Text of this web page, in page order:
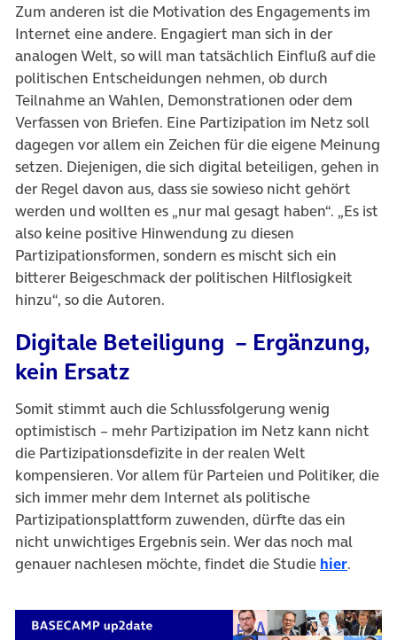
Zum anderen ist die Motivation des Engagements im
Internet eine andere. Engagiert man sich in der
analogen Welt, so will man tatsächlich Einfluß auf die
politischen Entscheidungen nehmen, ob durch
Teilnahme an Wahlen, Demonstrationen oder dem
Verfassen von Briefen. Eine Partizipation im Netz soll
dagegen vor allem ein Zeichen für die eigene Meinung
setzen. Diejenigen, die sich digital beteiligen, gehen in
der Regel davon aus, dass sie sowieso nicht gehört
werden und wollten es „nur mal gesagt haben“. „Es ist
also keine positive Hinwendung zu diesen
Partizipationsformen, sondern es mischt sich ein
bitterer Beigeschmack der politischen Hilflosigkeit
hinzu“, so die Autoren.
Digitale Beteiligung – Ergänzung,
kein Ersatz
Somit stimmt auch die Schlussfolgerung wenig
optimistisch – mehr Partizipation im Netz kann nicht
die Partizipationsdefizite in der realen Welt
kompensieren. Vor allem für Parteien und Politiker, die
sich immer mehr dem Internet als politische
Partizipationsplattform zuwenden, dürfte das ein
nicht unwichtiges Ergebnis sein. Wer das noch mal
genauer nachlesen möchte, findet die Studie hier.